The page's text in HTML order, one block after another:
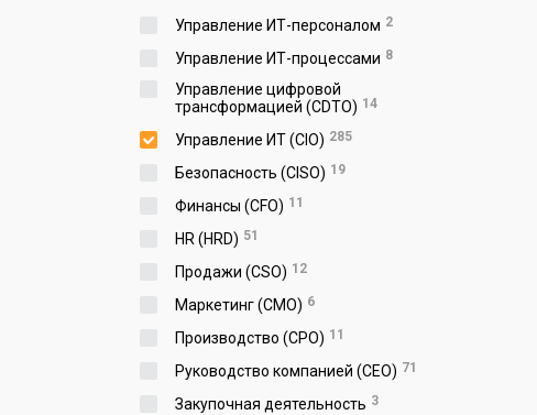
Управление ИТ-персоналом 2
Управление ИТ-процессами 8
Управление цифровой
трансформацией (CDTO) 14
Управление ИТ (CIO) 285
Безопасность (CISO) 19
Финансы (CFO) 11
HR (HRD) 51
Продажи (CSO) 12
Маркетинг (CMO) 6
Производство (СPO) 11
Руководство компанией (CEO) 71
Закупочная деятельность 3